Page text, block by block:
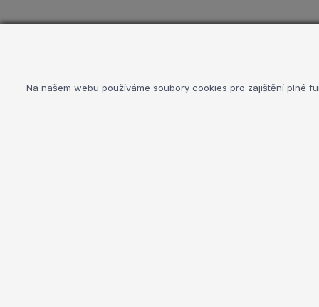
Na našem webu používáme soubory cookies pro zajištění plné